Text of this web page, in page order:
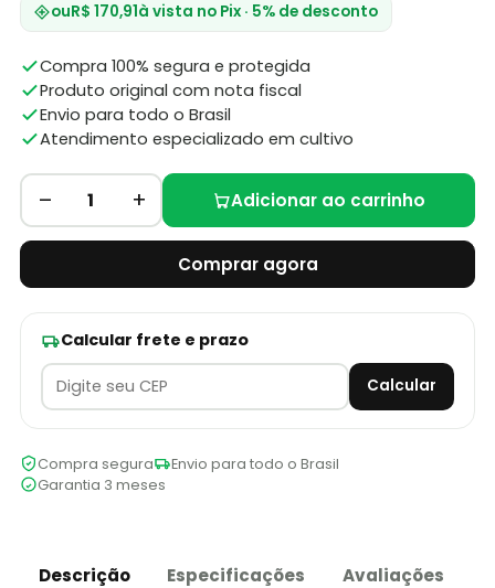
ouR$ 170,91à vista no Pix · 5% de desconto
Compra 100% segura e protegida
Produto original com nota fiscal
Envio para todo o Brasil
Atendimento especializado em cultivo
– 1 + Adicionar ao carrinho
Comprar agora
Calcular frete e prazo
Calcular
Compra segura
Envio para todo o Brasil
Garantia 3 meses
Descrição Especificações Avaliações